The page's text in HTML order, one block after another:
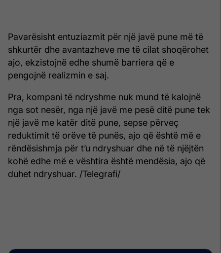
Pavarësisht entuziazmit për një javë pune më të
shkurtër dhe avantazheve me të cilat shoqërohet
ajo, ekzistojnë edhe shumë barriera që e
pengojnë realizmin e saj.
Pra, kompani të ndryshme nuk mund të kalojnë
nga sot nesër, nga një javë me pesë ditë pune tek
një javë me katër ditë pune, sepse përveç
reduktimit të orëve të punës, ajo që është më e
rëndësishmja për t’u ndryshuar dhe në të njëjtën
kohë edhe më e vështira është mendësia, ajo që
duhet ndryshuar. /Telegrafi/